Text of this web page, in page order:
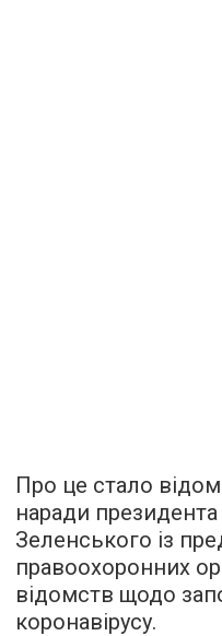
Про це стало
наради
Зеленського із
правоохоронних
відомств щодо
коронавірусу.